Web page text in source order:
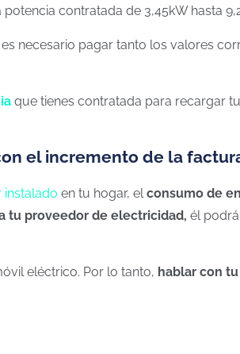
contratada de 3,45kW hasta
necesario pagar tanto los valores
que tienes contratada para recargar
el incremento de la
en tu hogar, elconsumo de
tu proveedor de electricidad, él
eléctrico. Por lo tanto, hablar con